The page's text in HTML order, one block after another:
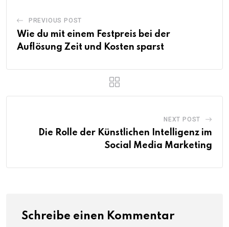
PREVIOUS POST
Wie du mit einem Festpreis bei der
Auflösung Zeit und Kosten sparst
NEXT POST
Die Rolle der Künstlichen Intelligenz im
Social Media Marketing
Schreibe einen Kommentar